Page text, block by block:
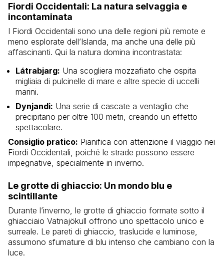
Fiordi Occidentali: La natura selvaggia e
incontaminata
I Fiordi Occidentali sono una delle regioni più remote e
meno esplorate dell’Islanda, ma anche una delle più
affascinanti. Qui la natura domina incontrastata:
Látrabjarg: Una scogliera mozzafiato che ospita
migliaia di pulcinelle di mare e altre specie di uccelli
marini.
Dynjandi: Una serie di cascate a ventaglio che
precipitano per oltre 100 metri, creando un effetto
spettacolare.
Consiglio pratico: Pianifica con attenzione il viaggio nei
Fiordi Occidentali, poiché le strade possono essere
impegnative, specialmente in inverno.
Le grotte di ghiaccio: Un mondo blu e
scintillante
Durante l’inverno, le grotte di ghiaccio formate sotto il
ghiacciaio Vatnajökull offrono uno spettacolo unico e
surreale. Le pareti di ghiaccio, traslucide e luminose,
assumono sfumature di blu intenso che cambiano con la
luce.